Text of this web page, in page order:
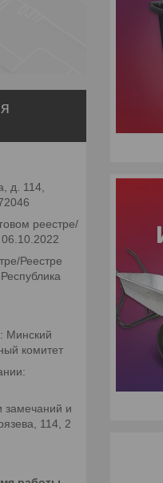
д. 114,
реестре/
06.10.2022
Реестре
Минский
комитет
замечаний и
114, 2